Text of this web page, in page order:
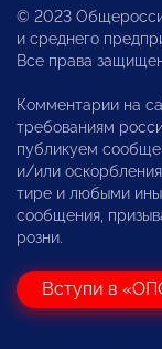
© 2023
и среднего
Все права
Комментарии на
требованиям
публикуем
и/или
тире и любыми
сообщения,
розни.
Вступи в